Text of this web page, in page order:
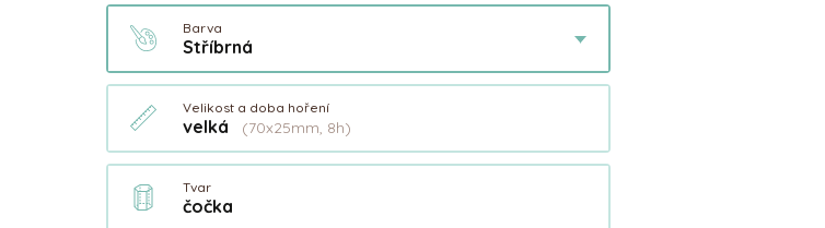
Barva
Stříbrná
Velikost a doba hoření
velká (70x25mm, 8h)
Tvar
čočka